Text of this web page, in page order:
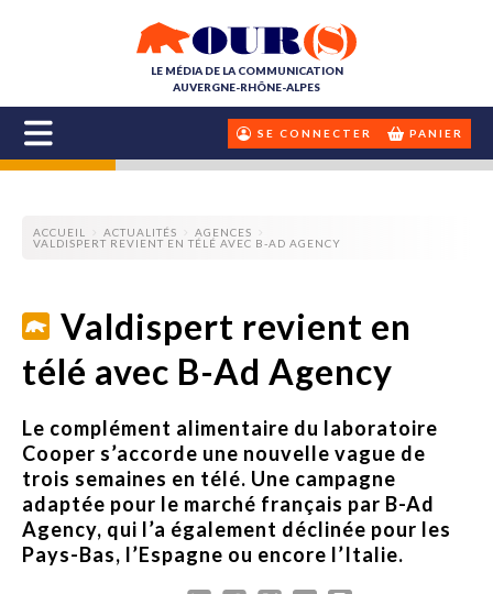
LE MÉDIA DE LA COMMUNICATION
AUVERGNE-RHÔNE-ALPES
SE CONNECTER PANIER
ACCUEIL ACTUALITÉS
AGENCES
VALDISPERT REVIENT EN TÉLÉ AVEC B-AD AGENCY
Valdispert revient en
télé avec B-Ad Agency
Le complément alimentaire du laboratoire
Cooper s’accorde une nouvelle vague de
trois semaines en télé. Une campagne
adaptée pour le marché français par B-Ad
Agency, qui l’a également déclinée pour les
Pays-Bas, l’Espagne ou encore l’Italie.